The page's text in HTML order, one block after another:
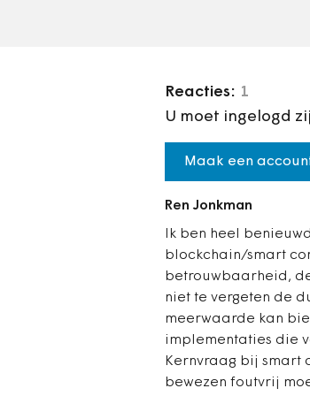
Reacties: 1
U moet ingelogd
Maak een
Ren Jonkman
Ik ben heel
blockchain/smart
betrouwbaarheid,
niet te vergeten de
meerwaarde kan
implementaties die
Kernvraag bij smart
bewezen foutvrij